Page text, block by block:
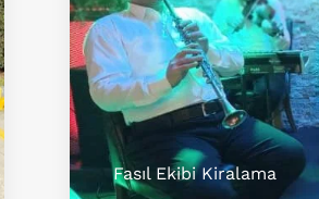
Fasıl Ekibi Kiralama